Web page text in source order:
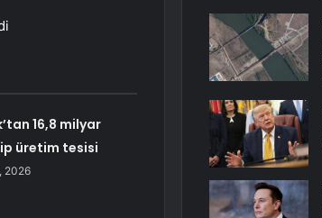
16,8 milyar
üretim tesisi
2026